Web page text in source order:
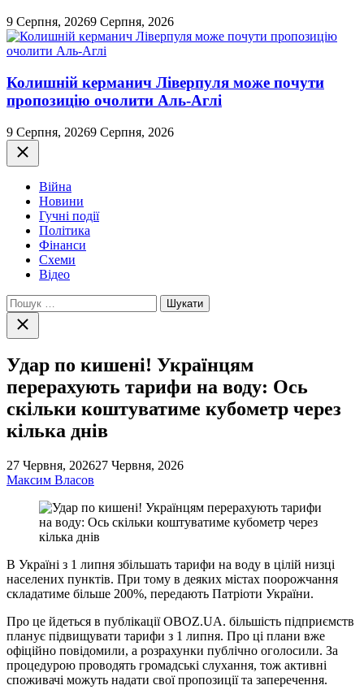
9 Серпня, 20269 Серпня, 2026
Колишній керманич Ліверпуля може почути
пропозицію очолити Аль-Аглі
9 Серпня, 20269 Серпня, 2026
Закрити
Війна
Новини
Гучні події
Політика
Фінанси
Схеми
Відео
Пошук:
Закрити
пошук
Удар по кишені! Українцям
перерахують тарифи на воду: Ось
скільки коштуватиме кубометр через
кілька днів
27 Червня, 202627 Червня, 2026
Максим Власов
В Україні з 1 липня збільшать тарифи на воду в цілій низці
населених пунктів. При тому в деяких містах поорожчання
складатиме більше 200%, передають Патріоти України.
Про це йдеться в публікації OBOZ.UA. більшість підприємств
планує підвищувати тарифи з 1 липня. Про ці плани вже
офіційно повідомили, а розрахунки публічно оголосили. За
процедурою проводять громадські слухання, тож активні
споживачі можуть надати свої пропозиції та заперечення.